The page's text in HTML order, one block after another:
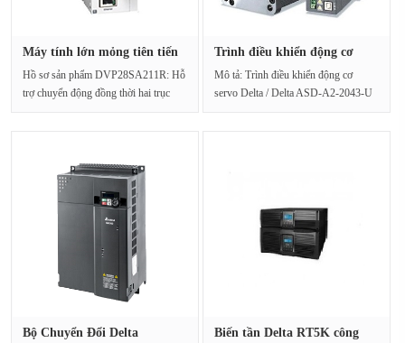
Máy tính lớn mỏng tiên tiến
Hồ sơ sản phẩm DVP28SA211R: Hỗ
trợ chuyển động đồng thời hai trục
Trình điều khiển động cơ
Mô tả: Trình điều khiển động cơ
servo Delta / Delta ASD-A2-2043-U
Bộ Chuyển Đổi Delta
Biến tần Delta RT5K công